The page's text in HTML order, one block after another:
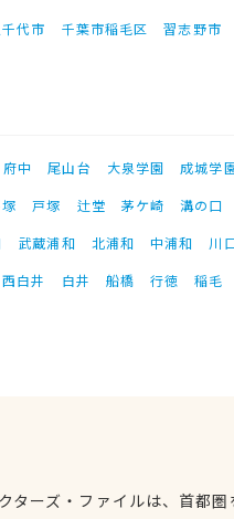
千代市 千葉市稲毛区 習志野市
府中 尾山台 大泉学園 成城学
戸塚 辻堂 茅ケ崎
溝の口
武蔵浦和 北浦和 中浦和
川
西白井 白井 船橋 行徳 稲毛
ターズ・ファイルは、首都